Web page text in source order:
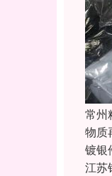
常州
物质
镀银
江苏